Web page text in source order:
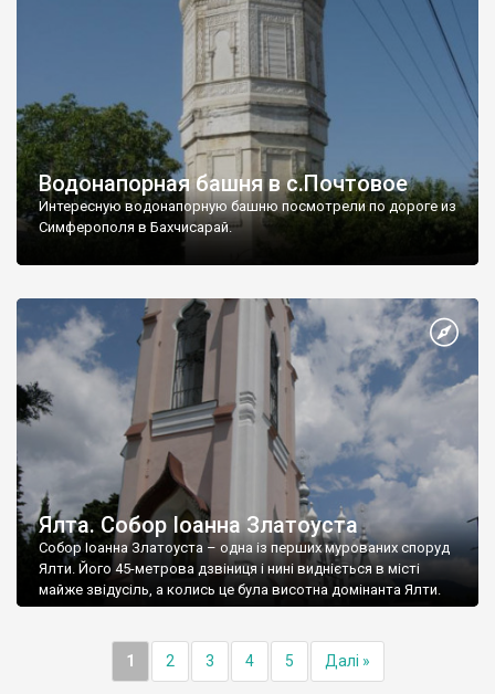
Водонапорная башня в с.Почтовое
Интересную водонапорную башню посмотрели по дороге из
Симферополя в Бахчисарай.
Ялта. Собор Іоанна Златоуста
Собор Іоанна Златоуста – одна із перших мурованих споруд
Ялти. Його 45-метрова дзвіниця і нині видніється в місті
майже звідусіль, а колись це була висотна домінанта Ялти.
1 2 3 4 5 Далі »